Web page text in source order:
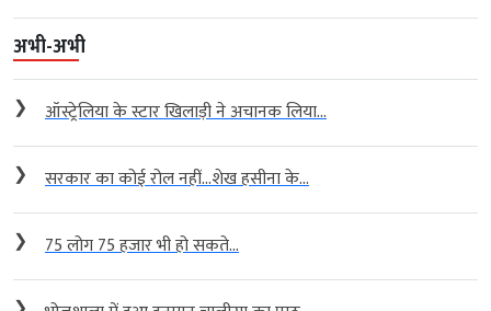
अभी-अभी
❯ ऑस्ट्रेलिया के स्टार खिलाड़ी ने अचानक लिया...
❯ सरकार का कोई रोल नहीं…शेख हसीना के...
❯ 75 लोग 75 हजार भी हो सकते...